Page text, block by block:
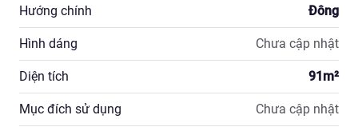
Hướng chính Đông
Hình dáng Chưa cập nhật
Diện tích 91m²
Mục đích sử dụng Chưa cập nhật